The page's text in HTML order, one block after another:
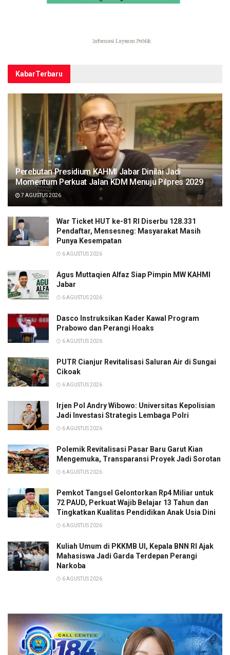
KabarTerbaru
Perebutan Presidium KAHMI Jabar Dinilai Jadi
Momentum Perkuat Jalan KDM Menuju Pilpres 2029
7 AGUSTUS 2026
War Ticket HUT ke-81 RI Diserbu 128.331
Pendaftar, Mensesneg: Masyarakat Masih
Punya Kesempatan
6 AGUSTUS 2026
Agus Muttaqien Alfaz Siap Pimpin MW KAHMI
Jabar
6 AGUSTUS 2026
Dasco Instruksikan Kader Kawal Program
Prabowo dan Perangi Hoaks
6 AGUSTUS 2026
PUTR Cianjur Revitalisasi Saluran Air di Sungai
Cikoak
6 AGUSTUS 2026
Irjen Pol Andry Wibowo: Universitas Kepolisian
Jadi Investasi Strategis Lembaga Polri
6 AGUSTUS 2026
Polemik Revitalisasi Pasar Baru Garut Kian
Mengemuka, Transparansi Proyek Jadi Sorotan
6 AGUSTUS 2026
Pemkot Tangsel Gelontorkan Rp4 Miliar untuk
72 PAUD, Perkuat Wajib Belajar 13 Tahun dan
Tingkatkan Kualitas Pendidikan Anak Usia Dini
6 AGUSTUS 2026
Kuliah Umum di PKKMB UI, Kepala BNN RI Ajak
Mahasiswa Jadi Garda Terdepan Perangi
Narkoba
6 AGUSTUS 2026